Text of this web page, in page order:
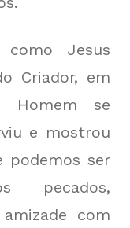
como Jesus
Criador, em
Homem se
e mostrou
podemos ser
pecados,
com